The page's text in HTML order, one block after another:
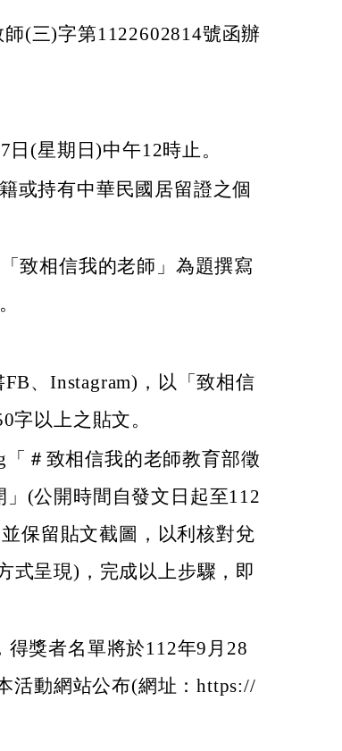
(三)字第1122602814號函辦
(星期日)中午12時止。
或持有中華民國居留證之個
致相信我的老師」為題撰寫
、Instagram)，以「致相信
字以上之貼文。
「＃致相信我的老師教育部徵
(公開時間自發文日起至112
保留貼文截圖，以利核對兌
式呈現)，完成以上步驟，即
獎者名單將於112年9月28
活動網站公布(網址：https://